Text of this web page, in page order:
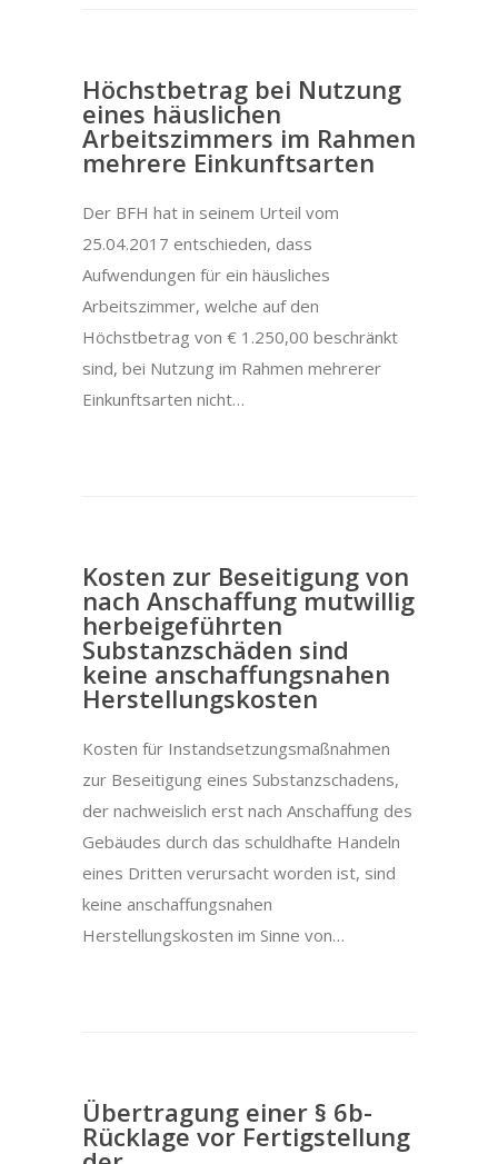
Höchstbetrag bei Nutzung
eines häuslichen
Arbeitszimmers im Rahmen
mehrere Einkunftsarten
Der BFH hat in seinem Urteil vom
25.04.2017 entschieden, dass
Aufwendungen für ein häusliches
Arbeitszimmer, welche auf den
Höchstbetrag von € 1.250,00 beschränkt
sind, bei Nutzung im Rahmen mehrerer
Einkunftsarten nicht…
Kosten zur Beseitigung von
nach Anschaffung mutwillig
herbeigeführten
Substanzschäden sind
keine anschaffungsnahen
Herstellungskosten
Kosten für Instandsetzungsmaßnahmen
zur Beseitigung eines Substanzschadens,
der nachweislich erst nach Anschaffung des
Gebäudes durch das schuldhafte Handeln
eines Dritten verursacht worden ist, sind
keine anschaffungsnahen
Herstellungskosten im Sinne von…
Übertragung einer § 6b-
Rücklage vor Fertigstellung